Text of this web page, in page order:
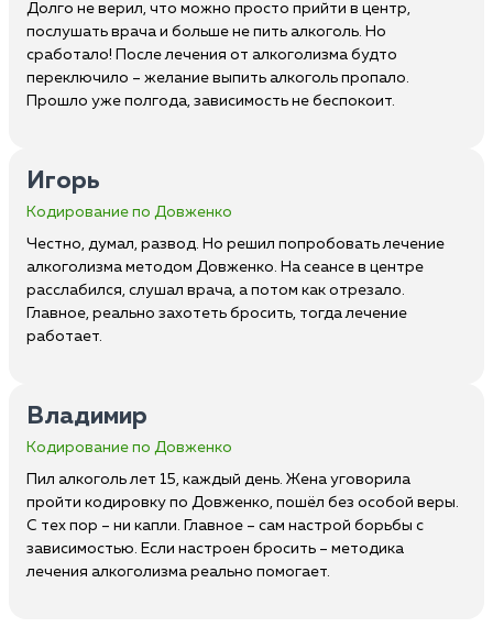
Долго не верил, что можно просто прийти в центр,
послушать врача и больше не пить алкоголь. Но
сработало! После лечения от алкоголизма будто
переключило – желание выпить алкоголь пропало.
Прошло уже полгода, зависимость не беспокоит.
Игорь
Кодирование по Довженко
Честно, думал, развод. Но решил попробовать лечение
алкоголизма методом Довженко. На сеансе в центре
расслабился, слушал врача, а потом как отрезало.
Главное, реально захотеть бросить, тогда лечение
работает.
Владимир
Кодирование по Довженко
Пил алкоголь лет 15, каждый день. Жена уговорила
пройти кодировку по Довженко, пошёл без особой веры.
С тех пор – ни капли. Главное – сам настрой борьбы с
зависимостью. Если настроен бросить – методика
лечения алкоголизма реально помогает.